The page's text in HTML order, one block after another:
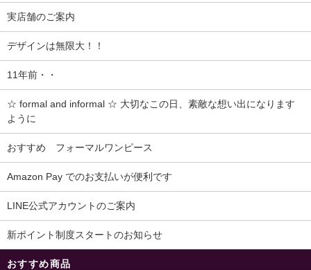
実店舗のご案内
デザインは無限大！！
11年前・・
☆ formal and informal ☆ 大切なこの日、素敵な想い出になります
ように
おすすめ フォーマルワンピース
Amazon Pay でのお支払いが便利です
LINE公式アカウントのご案内
新ポイント制度スタートのお知らせ
おすすめ商品